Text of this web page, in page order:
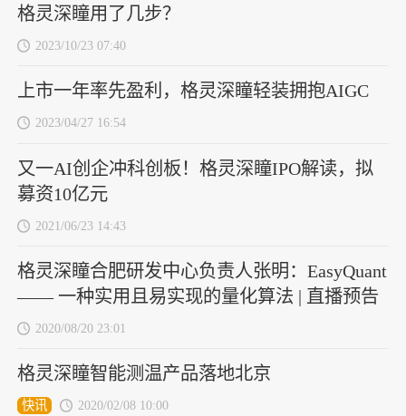
格灵深瞳用了几步？
2023/10/23 07:40
上市一年率先盈利，格灵深瞳轻装拥抱AIGC
2023/04/27 16:54
又一AI创企冲科创板！格灵深瞳IPO解读，拟
募资10亿元
2021/06/23 14:43
格灵深瞳合肥研发中心负责人张明：EasyQuant
—— 一种实用且易实现的量化算法 | 直播预告
2020/08/20 23:01
格灵深瞳智能测温产品落地北京
快讯 2020/02/08 10:00